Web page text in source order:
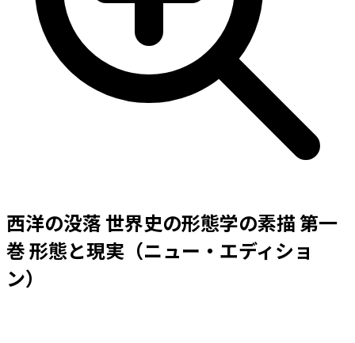
西洋の没落 世界史の形態学の素描 第一
巻 形態と現実（ニュー・エディショ
ン）